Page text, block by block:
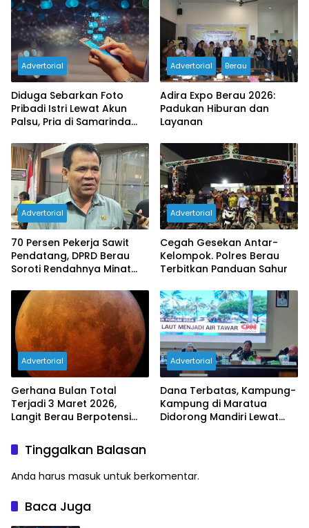
Advertorial
Diduga Sebarkan Foto
Pribadi Istri Lewat Akun
Palsu, Pria di Samarinda
Advertorial Berau
Adira Expo Berau 2026:
Padukan Hiburan dan
Layanan
Advertorial
70 Persen Pekerja Sawit
Pendatang, DPRD Berau
Soroti Rendahnya Minat
Advertorial
Cegah Gesekan Antar-
Kelompok. Polres Berau
Terbitkan Panduan Sahur
Advertorial
Gerhana Bulan Total
Terjadi 3 Maret 2026,
Langit Berau Berpotensi
Advertorial
Dana Terbatas, Kampung-
Kampung di Maratua
Didorong Mandiri Lewat
Tinggalkan Balasan
Anda harus masuk untuk berkomentar.
Baca Juga